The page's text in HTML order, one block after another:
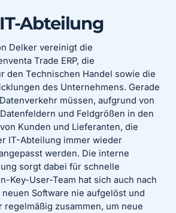
Abteilung
Delker vereinigt die
Trade ERP, die
den Technischen Handel sowie die
des Unternehmens. Gerade
müssen, aufgrund von
und Feldgrößen in den
Kunden und Lieferanten, die
IT-Abteilung immer wieder
werden. Die interne
sorgt dabei für schnelle
Key-User-Team hat sich auch nach
Software nie aufgelöst und
regelmäßig zusammen, um neue